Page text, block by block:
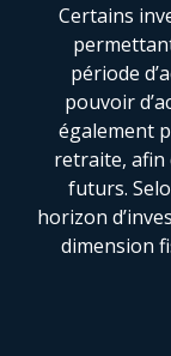
Certains
période
pouvoir
également
retraite, afin
futurs.
horizon
dimension